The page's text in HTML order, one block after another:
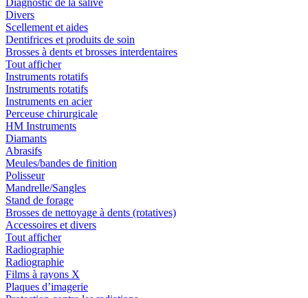
Diagnostic de la salive
Divers
Scellement et aides
Dentifrices et produits de soin
Brosses à dents et brosses interdentaires
Tout afficher
Instruments rotatifs
Instruments rotatifs
Instruments en acier
Perceuse chirurgicale
HM Instruments
Diamants
Abrasifs
Meules/bandes de finition
Polisseur
Mandrelle/Sangles
Stand de forage
Brosses de nettoyage à dents (rotatives)
Accessoires et divers
Tout afficher
Radiographie
Radiographie
Films à rayons X
Plaques d’imagerie